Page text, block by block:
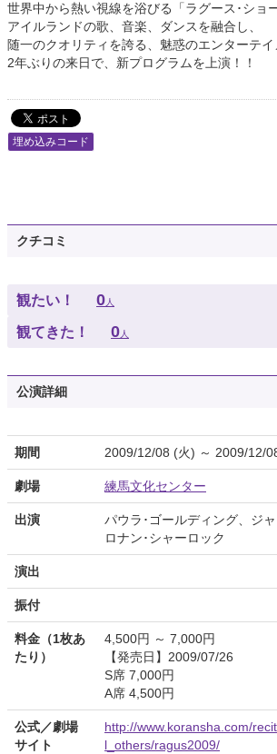
世界中から熱い視線を浴びる「ラグース･ショー
アイルランドの歌、音楽、ダンスを融合し、
随一のクオリティを誇る、魅惑のエンターテイ
2年ぶりの来日で、新プログラムを上演！！
埋め込みコード
クチコミ
観たい！ 0人
観てきた！ 0人
公演詳細
期間 2009/12/08 (火) ～ 2009/12/
劇場 練馬文化センター
出演
パウラ･ゴールディング、ジャ
ロナン･シャーロック
演出
振付
料金（1枚あ
たり）
4,500円 ～ 7,000円
【発売日】2009/07/26
S席 7,000円
A席 4,500円
公式／劇場
サイト
http://www.koransha.com/
l_others/ragus2009/